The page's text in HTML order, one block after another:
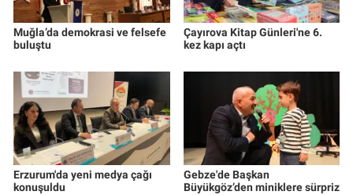
Muğla’da demokrasi ve felsefe
buluştu
Çayırova Kitap Günleri'ne 6.
kez kapı açtı
Erzurum'da yeni medya çağı
konuşuldu
Gebze'de Başkan
Büyükgöz’den miniklere sürpriz